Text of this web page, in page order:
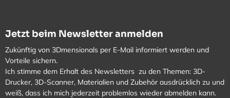
Jetzt beim Newsletter anmelden
Zukünftig von 3Dmensionals per E-Mail informiert werden und
Vorteile sichern.
Ich stimme dem Erhalt des Newsletters zu den Themen: 3D-
Drucker, 3D-Scanner, Materialien und Zubehör ausdrücklich zu und
weiß, dass ich mich jederzeit problemlos wieder abmelden kann.